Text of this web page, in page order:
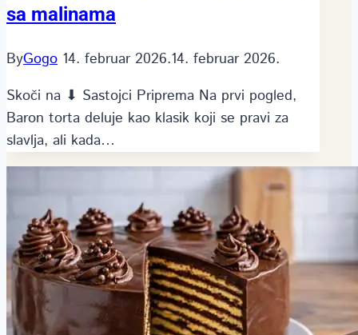
sa malinama
ByGogo 14. februar 2026.14. februar 2026.
Skoči na ⬇ Sastojci Priprema Na prvi pogled,
Baron torta deluje kao klasik koji se pravi za
slavlja, ali kada…